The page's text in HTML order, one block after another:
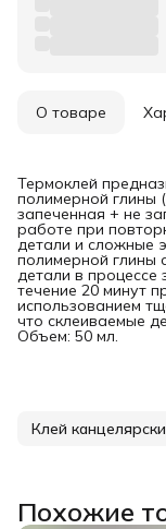
О товаре
Термоклей
полимерной глины
запеченная + не
работе при
детали и сложные
полимерной глины
детали в процессе
течение 20 минут
использованием
что склеиваемые
Объем: 50 мл.
Клей
Похожие